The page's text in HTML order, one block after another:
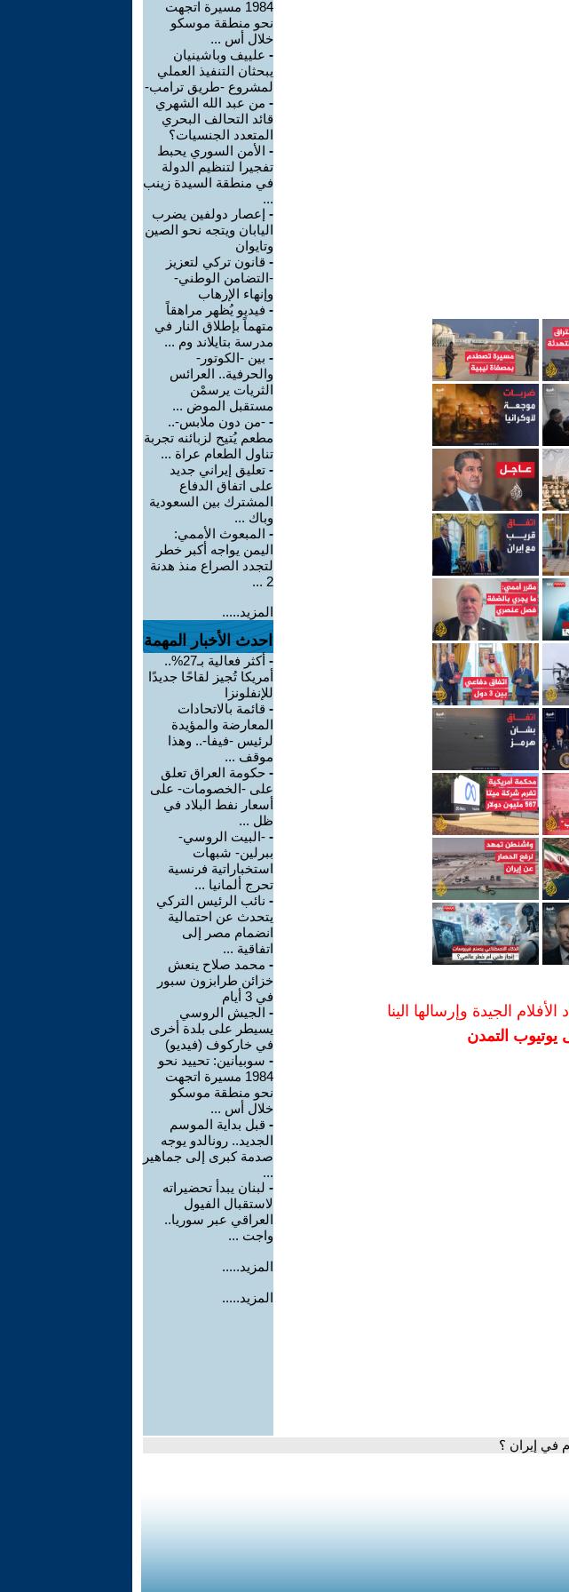
الجيدة وإرسالها الينا
يوتيوب التمدن
1984 مسيرة اتجهت
نحو منطقة موسكو
خلال أس ...
- علييف وباشينيان
يبحثان التنفيذ العملي
لمشروع -طريق ترامب-
- من عبد الله الشهري
قائد التحالف البحري
المتعدد الجنسيات؟
- الأمن السوري يحبط
تفجيرا لتنظيم الدولة
في منطقة السيدة زينب
...
- إعصار دولفين يضرب
اليابان ويتجه نحو الصين
وتايوان
- قانون تركي لتعزيز
-التضامن الوطني-
وإنهاء الإرهاب
- فيديو يُظهر مراهقاً
متهماً بإطلاق النار في
مدرسة بتايلاند وم ...
- بين -الكوتور-
والحرفية.. العرائس
الثريات يرسمْن
مستقبل الموض ...
- -من دون ملابس-..
مطعم يُتيح لزبائنه تجربة
تناول الطعام عراة ...
- تعليق إيراني جديد
على اتفاق الدفاع
المشترك بين السعودية
وباك ...
- المبعوث الأممي:
اليمن يواجه أكبر خطر
لتجدد الصراع منذ هدنة
2 ...
المزيد.....
احدث الأخبار المهمة
-
أكثر فعالية بـ27%..
أمريكا تُجيز لقاحًا جديدًا
للإنفلونزا
- قائمة بالاتحادات
المعارضة والمؤيدة
لرئيس -فيفا-.. وهذا
موقف ...
- حكومة العراق تعلق
على -الخصومات- على
أسعار نفط البلاد في
ظل ...
- -البيت الروسي-
ببرلين- شبهات
استخباراتية فرنسية
تحرج ألمانيا ...
- نائب الرئيس التركي
يتحدث عن احتمالية
انضمام مصر إلى
اتفاقية ...
- محمد صلاح ينعش
خزائن طرابزون سبور
في 3 أيام
- الجيش الروسي
يسيطر على بلدة أخرى
في خاركوف (فيديو)
- سوبيانين: تحييد نحو
1984 مسيرة اتجهت
نحو منطقة موسكو
خلال أس ...
- قبل بداية الموسم
الجديد.. رونالدو يوجه
صدمة كبرى إلى جماهير
...
- لبنان يبدأ تحضيراته
لاستقبال الفيول
العراقي عبر سوريا..
واجت ...
المزيد.....
المزيد.....
في إيران ؟